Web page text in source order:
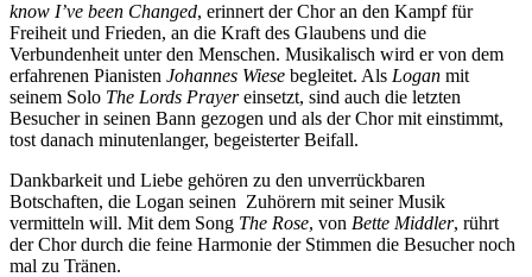
know I’ve been Changed, erinnert der Chor an den Kampf für
Freiheit und Frieden, an die Kraft des Glaubens und die
Verbundenheit unter den Menschen. Musikalisch wird er von dem
erfahrenen Pianisten Johannes Wiese begleitet. Als Logan mit
seinem Solo The Lords Prayereinsetzt, sind auch die letzten
Besucher in seinen Bann gezogen und als der Chor mit einstimmt,
tost danach minutenlanger, begeisterter Beifall.
Dankbarkeit und Liebe gehören zu den unverrückbaren
Botschaften, die Logan seinen Zuhörern mit seiner Musik
vermitteln will. Mit dem Song The Rose, von Bette Middler, rührt
der Chor durch die feine Harmonie der Stimmen die Besucher noch
mal zu Tränen.